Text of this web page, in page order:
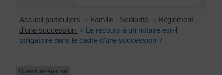
Accueil particuliers > Famille - Scolarité >
Règlement
d'une succession
> Le recours à un notaire est-il
obligatoire dans le cadre d'une succession ?
Question-réponse